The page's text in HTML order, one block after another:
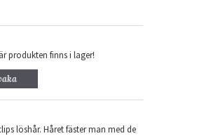
produkten finns i lager!
löshår. Håret fäster man med de